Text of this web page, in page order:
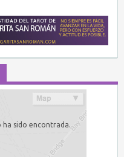
ha sido encontrada.